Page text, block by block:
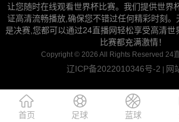
让您随时在线观看世界杯比赛。我们提供世界
证高清流畅播放,确保您不错过任何精彩时刻。
是决赛,您都可以通过24直播网轻松享受高清世
比赛都充满激情！
Copyright © 2026 All Rights Reserved 24
辽ICP备2022010346号-2 | 网
首页 足球 蓝球